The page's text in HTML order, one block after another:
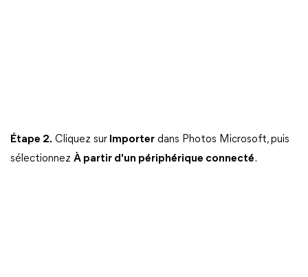
Étape 2. Cliquez sur Importer dans Photos Microsoft, puis
sélectionnez À partir d'un périphérique connecté.